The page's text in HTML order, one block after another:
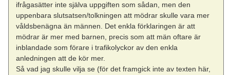
ifrågasätter inte själva uppgiften som sådan, men den
uppenbara slutsatsen/tolkningen att mödrar skulle vara mer
våldsbenägna än männen. Det enkla förklaringen är att
mödrar är mer med barnen, precis som att män oftare är
inblandade som förare i trafikolyckor av den enkla
anledningen att de kör mer.
Så vad jag skulle vilja se (för det framgick inte av texten här,